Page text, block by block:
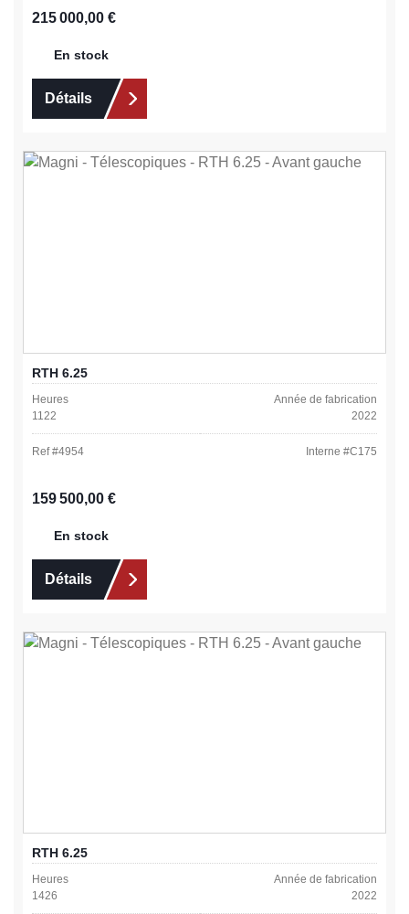
Prix régulier :
215 000,00 €
En stock
Détails
RTH 6.25
Heures
1122
Année de fabrication
2022
Ref #4954 Interne #C175
Prix régulier :
159 500,00 €
En stock
Détails
RTH 6.25
Heures
1426
Année de fabrication
2022